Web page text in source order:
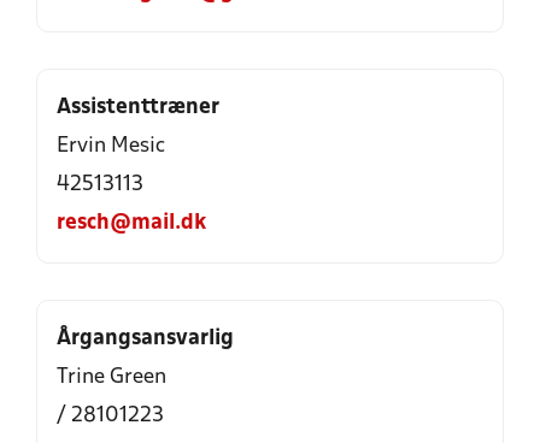
Assistenttræner
Ervin Mesic
42513113
resch@mail.dk
Årgangsansvarlig
Trine Green
/ 28101223